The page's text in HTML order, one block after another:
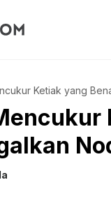
Ketiak yang